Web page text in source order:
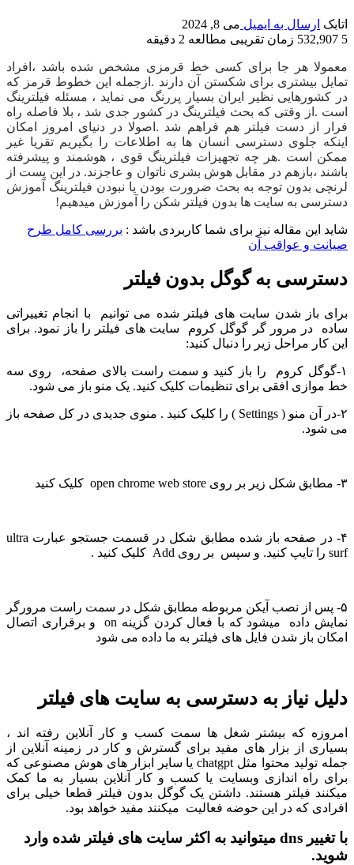
اتابک ارسال به ایمیل می 8, 2024
5
زمان تقریبی مطالعه 2 دقیقه
معمولا هر جا برای کسی خط قرمزی مشخص شده باشد ،افراد
تمایل بیشتری برای شکستن آن دارند .ازجمله این خطوط قرمز که
در کشورهایی نظیر ایران بسیار پررنگ می نماید ، مسئله فیلترینگ
است .از وقتی که بحث فیلترینگ در کشور جدی شد ، بلا فاصله راه
فرار از دست فیلتر هم فراهم شد .اصولا در دنیای امروز امکان
اینکه جلوی دسترسی انسان ها به اطلاعات را بگیریم تقریا غیر
ممکن است .هر چه تجهیزات فیلترینگ قوی ، هوشمند و پیشرفته
باشند ،بازهم در مقابل هوش بشری ناتوان و عاجزند. در این پست از
لرنچی بدون توجه به بحث ضرورت بودن یا نبودن فیلترینگ آموزش
دسترسی به سایت ها بدون فیلتر شکن را آموزش میدهیم!
شاید این مقاله نیز برای شما کاربردی باشد : بررسی کامل طرح
صیانت و عواقب آن
دسترسی به گوگل بدون فیلتر
برای باز شدن سایت های فیلتر شده می توانیم با انجام تغییراتی
ساده در مرور گر گوگل کروم سایت های فیلتر را باز نمود. برای
این کار مراحل زیر را دنبال کنید:
۱-گوگل کروم را باز کنید و سمت راست بالای صفحه، روی سه
خط موازی افقی برای تنظیمات کلیک کنید. یک منو باز می شود.
۲-در آن منو ( Settings ) را کلیک کنید . منوی جدیدی در کل صفحه باز
می شود.
۳- مطابق شکل زیر بر روی open chrome web store کلیک کنید
۴- در صفحه باز شده مطابق شکل در قسمت جستجو عبارت ultra
surf را تایپ کنید. و سپس بر روی Add کلیک کنید .
۵- پس از نصب آیکن مربوطه مطابق شکل در سمت راست مرورگر
نمایش داده میشود که با فعال کردن گزینه on و برقراری اتصال
امکان باز شدن فایل های فیلتر به ما داده می شود
دلیل نیاز به دسترسی به سایت های فیلتر
امروزه که بیشتر شغل ها سمت کسب و کار آنلاین رفته اند ،
بسیاری از بزار های مفید برای گسترش و کار در زمینه آنلاین از
جمله تولید محتوا مثل chatgpt یا سایر ابزار های هوش مصنوعی که
برای راه اندازی وبسایت یا کسب و کار آنلاین بسیار به ما کمک
میکنند فیلتر هستند. داشتن یک گوگل بدون فیلتر قطعا خیلی برای
افرادی که در این حوضه فعالیت میکنند مفید خواهد بود.
با تغییر dns میتوانید به اکثر سایت های فیلتر شده وارد
شوید.